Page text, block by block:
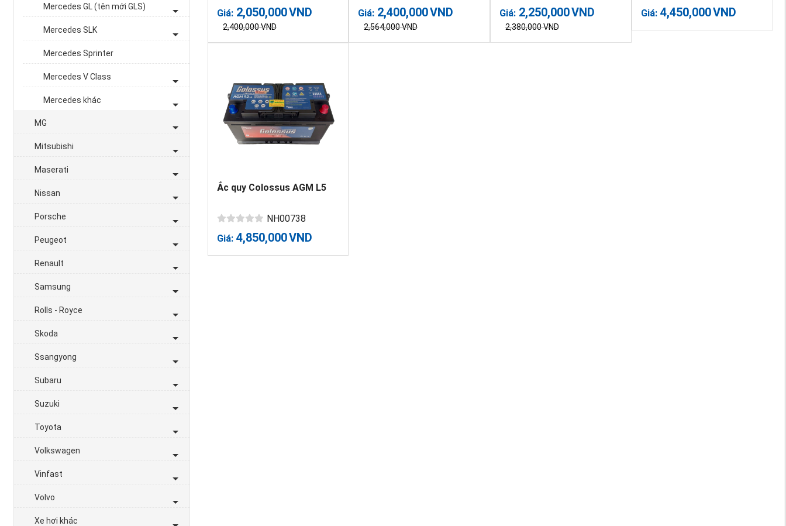
Mercedes GL (tên mới GLS)
Mercedes SLK
Mercedes Sprinter
Mercedes V Class
Mercedes khác
MG
Mitsubishi
Maserati
Nissan
Porsche
Peugeot
Renault
Samsung
Rolls - Royce
Skoda
Ssangyong
Subaru
Suzuki
Toyota
Volkswagen
Vinfast
Volvo
Xe hơi khác
Giá: 2,050,000VND
2,400,000VND
Giá: 2,400,000VND
2,564,000VND
Giá: 2,250,000VND
2,380,000VND
Giá: 4,450,000VND
Ắc quy Colossus AGM L5
NH00738
Giá: 4,850,000VND